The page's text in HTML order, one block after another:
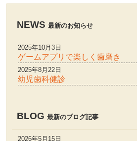
NEWS 最新のお知らせ
2025年10月3日
ゲームアプリで楽しく歯磨き
2025年8月22日
幼児歯科健診
BLOG 最新のブログ記事
2026年5月15日